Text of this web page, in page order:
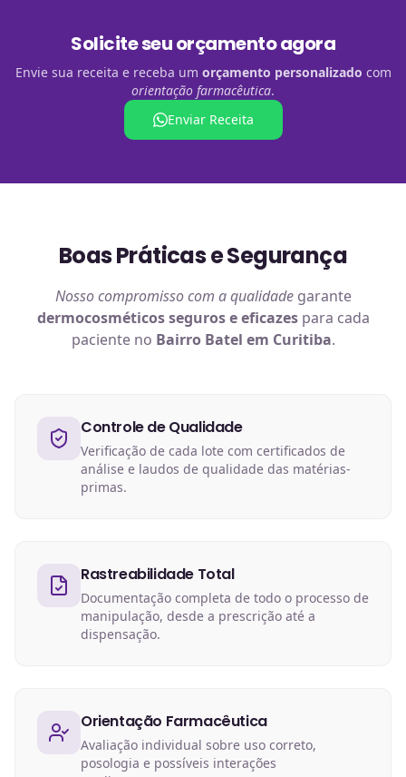
Solicite seu orçamento agora
Envie sua receita e receba um orçamento personalizado com
orientação farmacêutica.
Enviar Receita
Boas Práticas e Segurança
Nosso compromisso com a qualidadegarante
dermocosméticosseguros e eficazespara cada
paciente no Bairro Batel em Curitiba.
Controle de Qualidade
Verificação de cada lote com certificados de
análise e laudos de qualidade das matérias-
primas.
Rastreabilidade Total
Documentação completa de todo o processo de
manipulação, desde a prescrição até a
dispensação.
Orientação Farmacêutica
Avaliação individual sobre uso correto,
posologia e possíveis interações